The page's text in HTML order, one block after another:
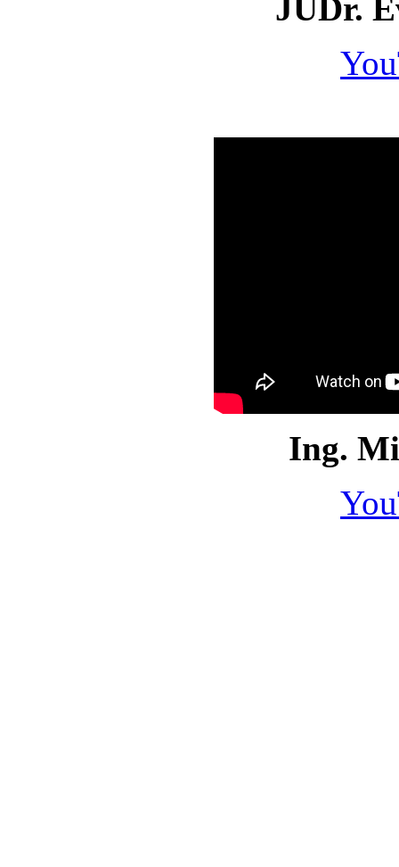
JUDr.
Ing.